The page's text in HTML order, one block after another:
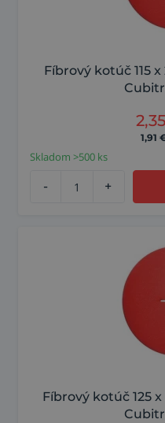
Fíbrový kotúč 115
2,35
1,91
Skladom >500 ks
- +
Fíbrový kotúč 125